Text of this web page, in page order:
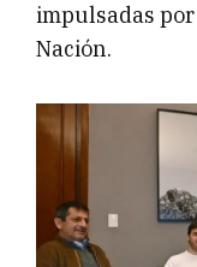
impulsadas
Nación.